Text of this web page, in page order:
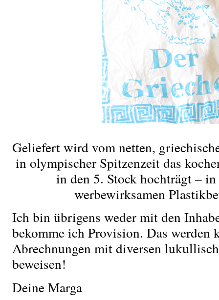
Geliefert wird vom netten,
in olympischer Spitzenzeit das
in den 5. Stock hochträgt –
werbewirksamen
Ich bin übrigens weder mit den
bekomme ich Provision. Das werden
Abrechnungen mit diversen
beweisen!
Deine Marga